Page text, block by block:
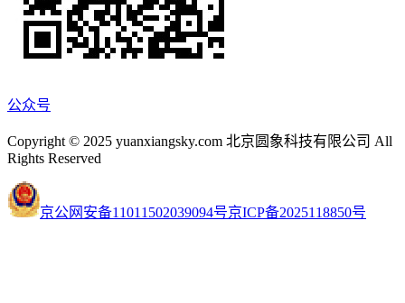
公众号
Copyright © 2025 yuanxiangsky.com 北京圆象科技有限公司 All
Rights Reserved
京公网安备11011502039094号京ICP备2025118850号